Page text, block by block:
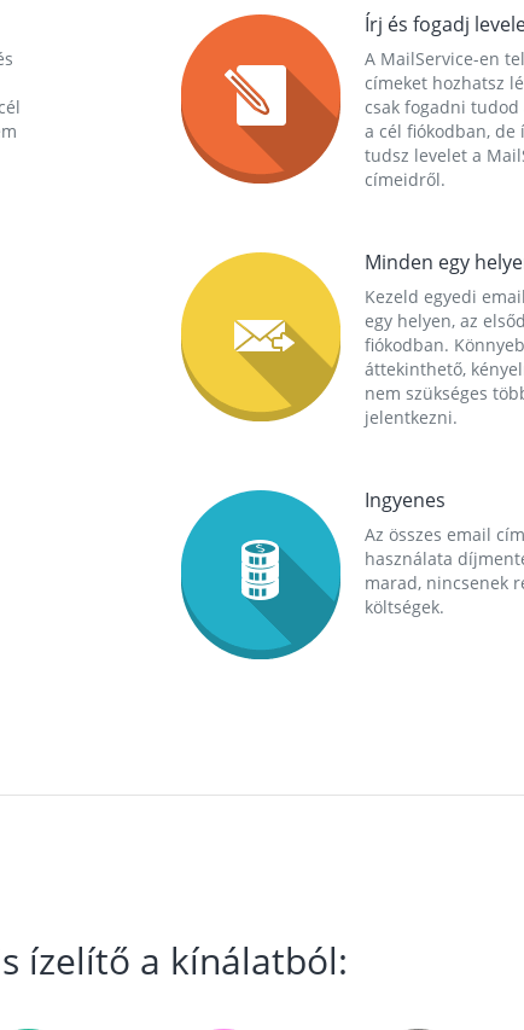
Írj és fogadj
A MailService-en
címeket hozhatsz
csak fogadni tudod
a cél fiókodban, de
tudsz levelet a
címeidről.
Minden egy
Kezeld egyedi
egy helyen, az
fiókodban.
áttekinthető,
nem szükséges
jelentkezni.
Ingyenes
Az összes email cím
használata
marad, nincsenek
költségek.
ízelítő a kínálatból: